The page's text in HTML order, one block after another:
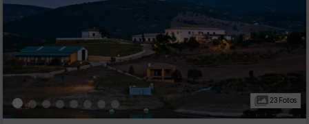
23 Fotos